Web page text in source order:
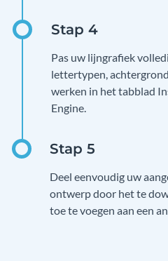
Pas uw lijngrafiek
lettertypen,
werken in het tabblad
Engine.
Deel eenvoudig uw
ontwerp door het te
toe te voegen aan een